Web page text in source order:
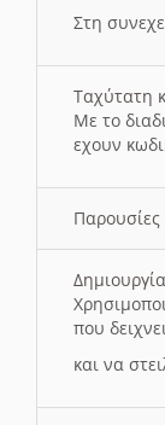
Στη
Ταχύτατη
Με το
εχουν
Παρουσίες
που
και να